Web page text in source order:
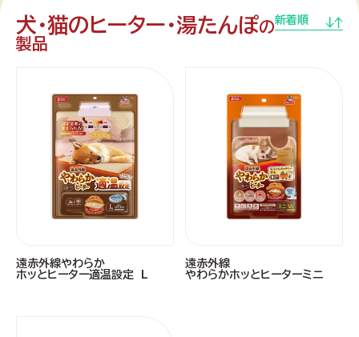
犬・猫のヒーター・湯たんぽの
製品
新着順
遠赤外線やわらか
ホッとヒーター適温設定 L
遠赤外線
やわらかホッとヒーターミニ